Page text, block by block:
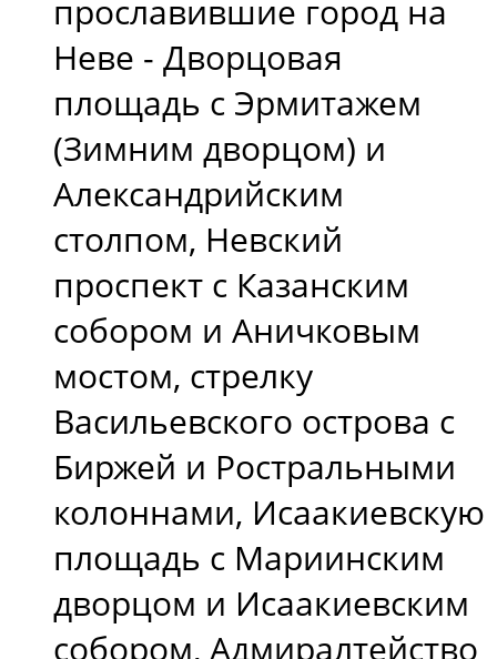
прославившие город на
Неве - Дворцовая
площадь с Эрмитажем
(Зимним дворцом) и
Александрийским
столпом, Невский
проспект с Казанским
собором и Аничковым
мостом, стрелку
Васильевского острова с
Биржей и Ростральными
колоннами, Исаакиевскую
площадь с Мариинским
дворцом и Исаакиевским
собором, Адмиралтейство